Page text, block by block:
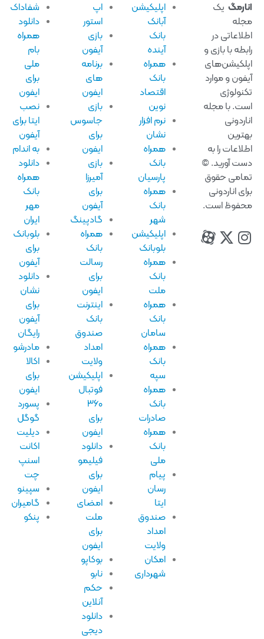
یک
در
با بازی و
و موارد
با مجله
را به
آورید. ©
حقوق
اناردونی
است.
اپلیکیشن
آبانک
آینده
همراه
اقتصاد
نرم افزار
نشان
همراه
پارسیان
همراه
اپلیکیشن
بلوبانک
همراه
همراه
سامان
همراه
همراه
صادرات
همراه
پیام
رسان
صندوق
امداد
ولایت
امکان
شهرداری
اپ
استور
بازی
آیفون
برنامه
ایفون
بازی
جاسوس
ایفون
بازی
آیفون
گادپینگ
همراه
رسالت
ایفون
اینترنت
صندوق
امداد
ولایت
اپلیکیشن
فوتبال
ایفون
دانلود
فیلیمو
ایفون
امضای
ایفون
بوکاپو
نابو
حکم
آنلاین
دانلود
دیجی
شفاداک
دانلود
همراه
ایفون
نصب
ایتا برای
آیفون
به اندام
دانلود
همراه
بلوبانک
آیفون
دانلود
نشان
آیفون
رایگان
مادرشو
اکالا
ایفون
پسورد
گوگل
دیلیت
اکانت
اسنپ
سپینو
گامیران
پنکو